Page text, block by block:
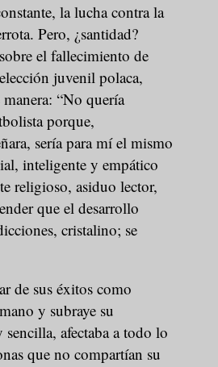
la lucha contra la
Pero, ¿santidad?
el fallecimiento de
juvenil polaca,
“No quería
porque,
sería para mí el mismo
inteligente y empático
religioso, asiduo lector,
que el desarrollo
cristalino; se
de sus éxitos como
y subraye su
afectaba a todo lo
que no compartían su